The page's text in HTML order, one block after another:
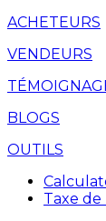
ACHETEURS
VENDEURS
BLOGS
OUTILS
Taxe